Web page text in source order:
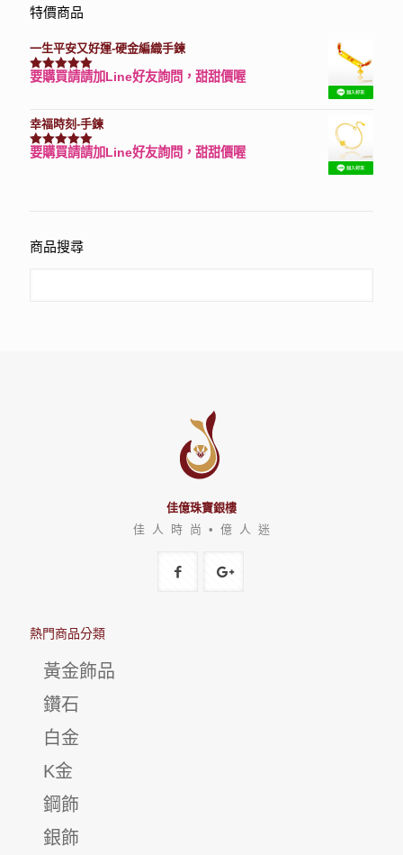
特價商品
一生平安又好運-硬金編織手鍊
評分7740滿分 5
要購買請請加Line好友詢問，甜甜價喔
幸福時刻-手鍊
評分3150滿分 5
要購買請請加Line好友詢問，甜甜價喔
商品搜尋
佳億珠寶銀樓
佳 人 時 尚 • 億 人 迷
熱門商品分類
黃金飾品
鑽石
白金
K金
鋼飾
銀飾